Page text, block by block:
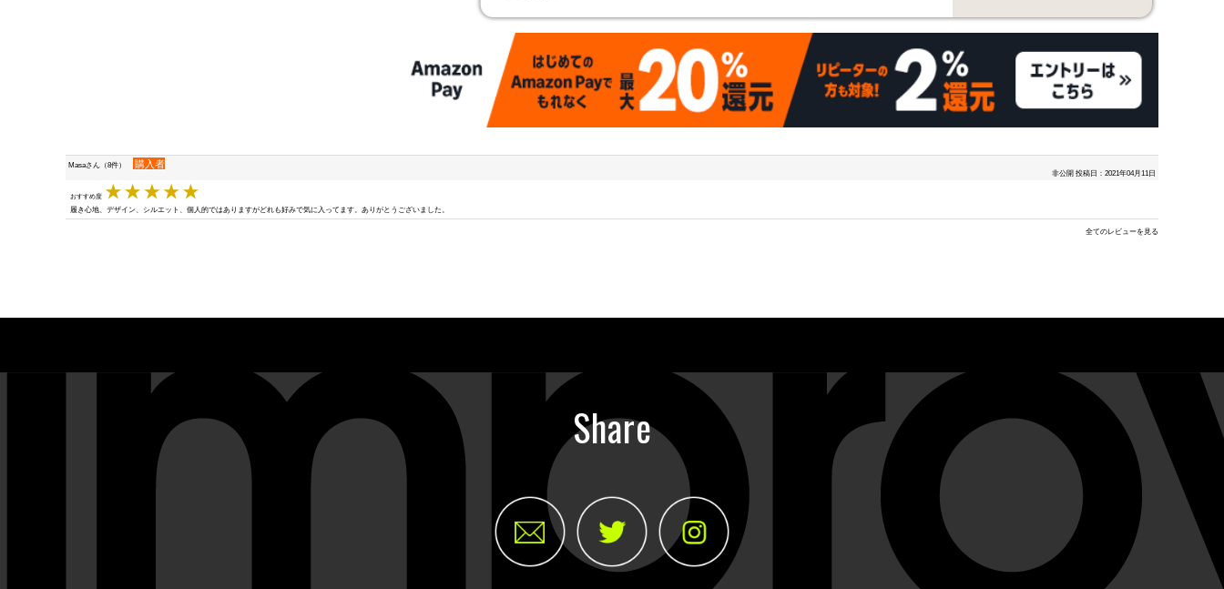
Masaさん（8件） 購入者
非公開 投稿日：2021年04月11日
おすすめ度
履き心地、デザイン、シルエット、個人的ではありますがどれも好みで気に入ってます。ありがとうございました。
全てのレビューを見る
Share